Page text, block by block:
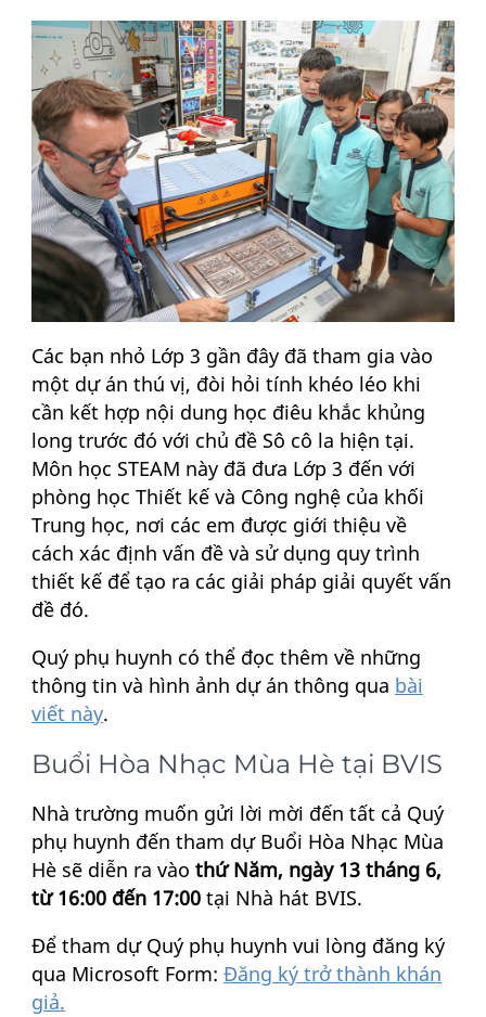
Các bạn nhỏ Lớp 3 gần đây đã tham gia vào
một dự án thú vị, đòi hỏi tính khéo léo khi
cần kết hợp nội dung học điêu khắc khủng
long trước đó với chủ đề Sô cô la hiện tại.
Môn học STEAM này đã đưa Lớp 3 đến với
phòng học Thiết kế và Công nghệ của khối
Trung học, nơi các em được giới thiệu về
cách xác định vấn đề và sử dụng quy trình
thiết kế để tạo ra các giải pháp giải quyết vấn
đề đó.
Quý phụ huynh có thể đọc thêm về những
thông tin và hình ảnh dự án thông qua bài
viết này.
Buổi Hòa Nhạc Mùa Hè tại BVIS
Nhà trường muốn gửi lời mời đến tất cả Quý
phụ huynh đến tham dự Buổi Hòa Nhạc Mùa
Hè sẽ diễn ra vào thứ Năm, ngày 13 tháng 6,
từ 16:00 đến 17:00 tại Nhà hát BVIS.
Để tham dự Quý phụ huynh vui lòng đăng ký
qua Microsoft Form:Đăng ký trở thành khán
giả.